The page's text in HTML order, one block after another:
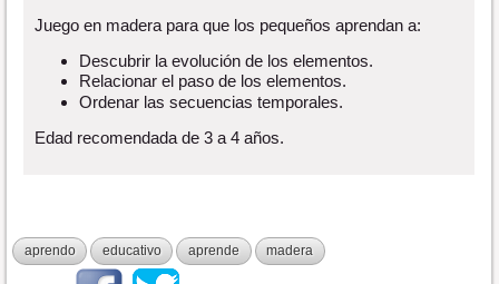
Juego en madera para que los pequeños aprendan a:
Descubrir la evolución de los elementos.
Relacionar el paso de los elementos.
Ordenar las secuencias temporales.
Edad recomendada de 3 a 4 años.
aprendo educativo aprende madera